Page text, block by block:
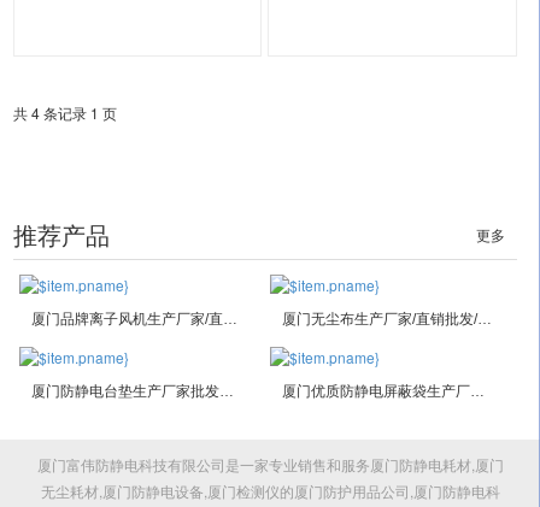
共 4 条记录 1 页
推荐产品 更多
厦门品牌离子风机生产厂家/直销代理采购/价格型号规格 厦门无尘布生产厂家/直销批发/价格采购/用途种类/规格定做
厦门防静电台垫生产厂家批发采购用途价格型号规格定制
厦门富伟防静电科技有限公司是一家专业销售和服务厦门防静电耗材,厦门
无尘耗材,厦门防静电设备,厦门检测仪的厦门防护用品公司,厦门防静电科